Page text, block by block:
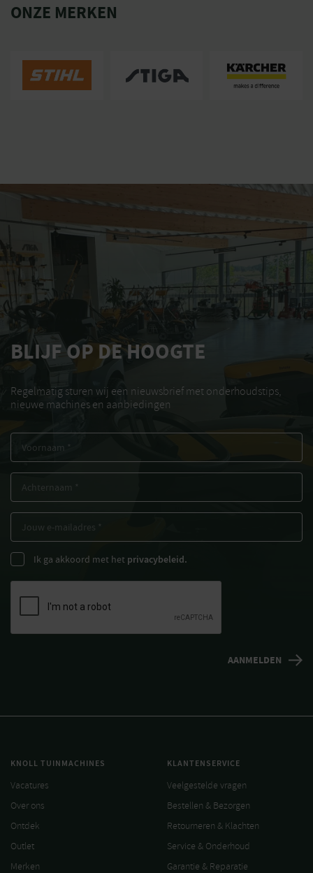
ONZE MERKEN
BLIJF OP DE HOOGTE
Regelmatig sturen wij een nieuwsbrief met onderhoudstips,
nieuwe machines en aanbiedingen
Ik ga akkoord met het privacybeleid.
KNOLL TUINMACHINES
Vacatures
Over ons
Ontdek
Outlet
Merken
KLANTENSERVICE
Veelgestelde vragen
Bestellen & Bezorgen
Retourneren & Klachten
Service & Onderhoud
Garantie & Reparatie